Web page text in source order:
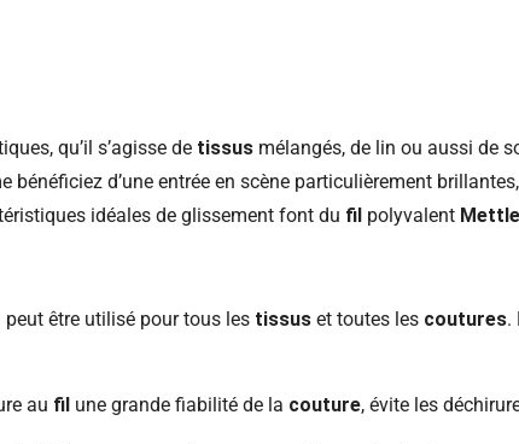
qu’il s’agisse de tissus mélangés, de lin ou aussi de
bénéficiez d’une entrée en scène particulièrement
idéales de glissement font du fil polyvalent
peut être utilisé pour tous les tissus et toutes les coutures.
au fil une grande fiabilité de la couture, évite les